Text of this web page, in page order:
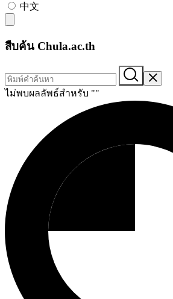
中文
สืบค้น Chula.ac.th
ไม่พบผลลัพธ์สำหรับ ""